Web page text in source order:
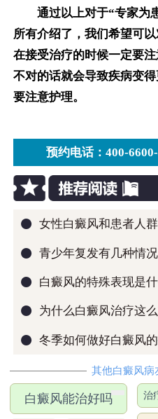
通过以上对于“专家为
所有介绍了，我们希望可
在接受治疗的时候一定要
不对的话就会导致疾病变
要注意护理。
预约电话：400-
● 女性白癜风和患者人
● 青少年复发有几种情况
● 白癜风的特殊表现是
● 为什么白癜风治疗这
● 冬季如何做好白癜风
其他白癜风病
白癜风能治好吗 治